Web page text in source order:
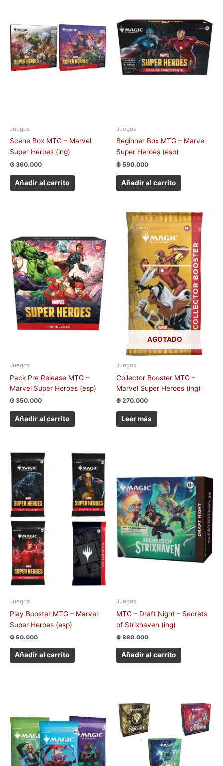
Juegos
Scene Box MTG – Marvel
Super Heroes (ing)
₲ 360.000
Añadir al carrito
Juegos
Beginner Box MTG – Marvel
Super Heroes (esp)
₲ 590.000
Añadir al carrito
Juegos
Pack Pre Release MTG –
Marvel Super Heroes (esp)
₲ 350.000
Añadir al carrito
AGOTADO
Juegos
Collector Booster MTG –
Marvel Super Heroes (ing)
₲ 270.000
Leer más
Juegos
Play Booster MTG – Marvel
Super Heroes (esp)
₲ 50.000
Añadir al carrito
Juegos
MTG – Draft Night – Secrets
of Strixhaven (ing)
₲ 880.000
Añadir al carrito